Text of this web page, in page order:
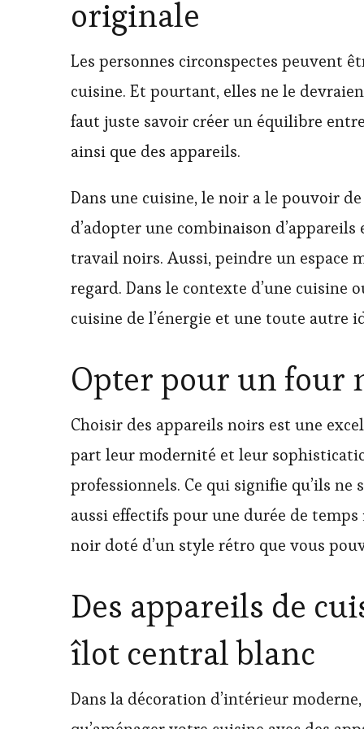
originale
Les personnes circonspectes peuvent
cuisine. Et pourtant, elles ne le
faut juste savoir créer un équilibre
ainsi que des appareils.
Dans une cuisine, le noir a le pouvoir
d’adopter une combinaison
travail noirs. Aussi, peindre un espace
regard. Dans le contexte d’une
cuisine de l’énergie et une toute autre
Opter pour un four
Choisir des appareils noirs est une
part leur modernité et leur
professionnels. Ce qui signifie qu’ils
aussi effectifs pour une durée de
noir doté d’un style rétro que vous
Des appareils de
îlot central blanc
Dans la décoration d’intérieur